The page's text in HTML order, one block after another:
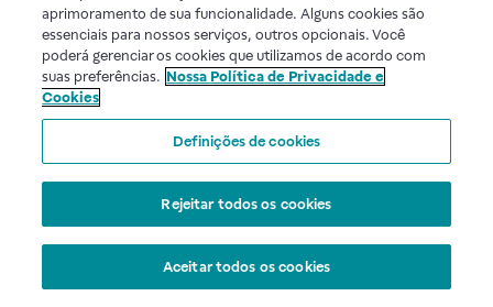
aprimoramento de sua funcionalidade. Alguns cookies são
essenciais para nossos serviços, outros opcionais. Você
poderá gerenciar os cookies que utilizamos de acordo com
suas preferências. Nossa Política de Privacidade e
Cookies
Definições de cookies
Rejeitar todos os cookies
Aceitar todos os cookies